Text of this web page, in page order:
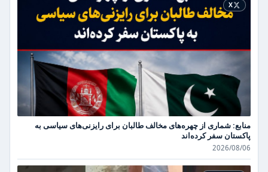
X
منابع: شماری از چهره‌های مخالف طالبان برای رایزنی‌های سیاسی به
پاکستان سفر کرده‌اند
2026/08/06